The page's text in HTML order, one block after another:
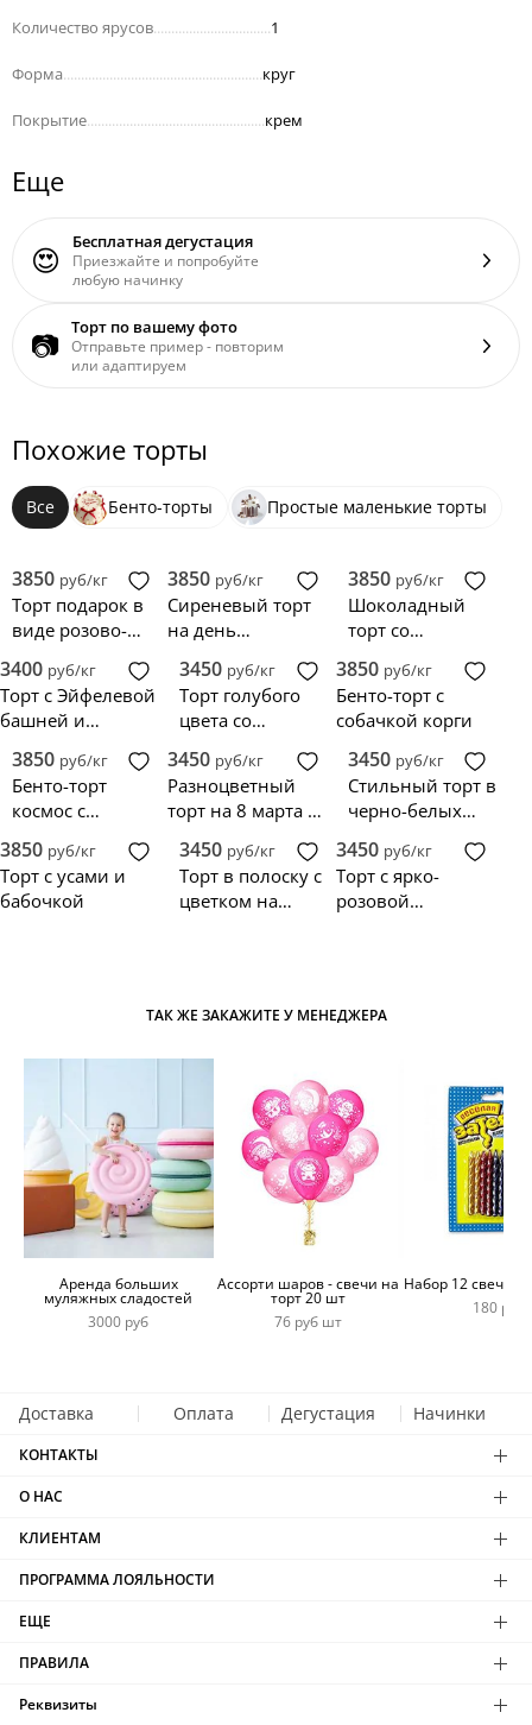
Количество ярусов 1
Форма круг
Покрытие крем
Еще
😍 Бесплатная дегустация
Приезжайте и попробуйте
любую начинку
📷 Торт по вашему фото
Отправьте пример - повторим
или адаптируем
Похожие торты
Все Бенто-торты Простые маленькие торты
3850 руб/кг
Торт подарок в
виде розово-
бантом
3850 руб/кг
Сиреневый торт
на день
женщине 40 лет
3850 руб/кг
Шоколадный
торт со
ягодами вишни
3400 руб/кг
Торт с Эйфелевой
башней и
3450 руб/кг
Торт голубого
цвета со
юбилей мужчине
40 лет
3850 руб/кг
Бенто-торт с
собачкой корги
3850 руб/кг
Бенто-торт
космос с
3450 руб/кг
Разноцветный
торт на 8 марта с
цветами
3450 руб/кг
Стильный торт в
черно-белых
3850 руб/кг
Торт с усами и
бабочкой
3450 руб/кг
Торт в полоску с
цветком на
3450 руб/кг
Торт с ярко-
розовой
ТАК ЖЕ ЗАКАЖИТЕ У МЕНЕДЖЕРА
Аренда больших
муляжных сладостей
3000 руб
Ассорти шаров - свечи на
торт 20 шт
76 руб шт
Набор 12 свечей
180 руб
Доставка Оплата Дегустация Начинки
КОНТАКТЫ
О НАС
КЛИЕНТАМ
ПРОГРАММА ЛОЯЛЬНОСТИ
ЕЩЕ
ПРАВИЛА
Реквизиты